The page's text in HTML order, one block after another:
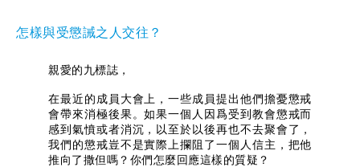
怎樣與受懲誡之人交往？
親愛的九標誌，
在最近的成員大會上，一些成員提出他們擔憂懲戒
會帶來消極後果。如果一個人因爲受到教會懲戒而
感到氣憤或者消沉，以至於以後再也不去聚會了，
我們的懲戒豈不是實際上攔阻了一個人信主，把他
推向了撒但嗎？你們怎麼回應這樣的質疑？